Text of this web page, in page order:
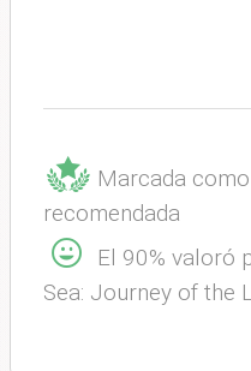
Marcada
recomendada
El 90% valoró
Sea: Journey of the